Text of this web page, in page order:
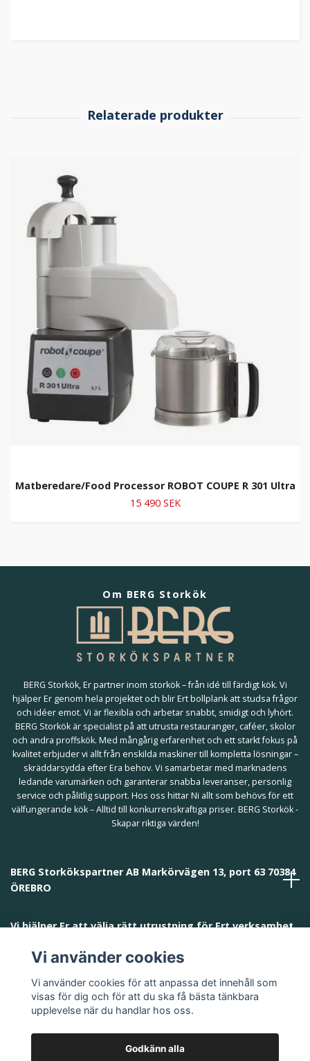
Matberedare/Food Processor ROBOT COUPE R 301 Ultra
15 490 SEK
Om BERG Storkök
BERG Storkök, Er partner inom storkök – från idé till färdigt kök. Vi
hjälper Er genom hela projektet och blir Ert bollplank att studsa frågor
och idéer emot. Vi är flexibla och arbetar snabbt, smidigt och lyhört.
BERG Storkök är specialist på att utrusta restauranger, caféer, skolor
och andra proffskök. Med mångårig erfarenhet och ett starkt fokus på
kvalitet erbjuder vi allt från enskilda maskiner till kompletta lösningar –
skräddarsydda efter Era behov. Vi samarbetar med marknadens
ledande varumärken och garanterar snabba leveranser, personlig
service och pålitlig support. Hos oss hittar Ni allt som behövs för ett
välfungerande kök – Alltid till konkurrenskraftiga priser. BERG Storkök -
Skapar riktiga värden!
BERG Storkökspartner AB Markörvägen 13, port 63 70384
ÖREBRO
Vi hjälper Er att välja rätt utrustning för Ert verksamhet
Vi använder cookies
Vi använder cookies för att anpassa det innehåll som
visas för dig och för att du ska få bästa tänkbara
upplevelse när du handlar hos oss.
Godkänn alla